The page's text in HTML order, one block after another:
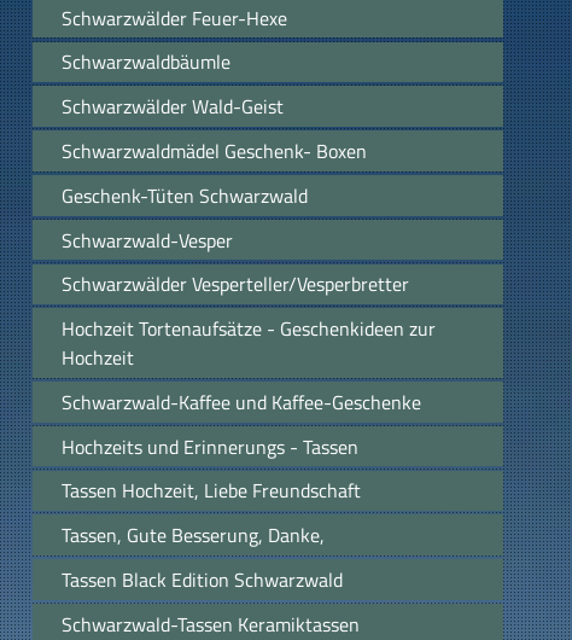
Schwarzwälder Feuer-Hexe
Schwarzwaldbäumle
Schwarzwälder Wald-Geist
Schwarzwaldmädel Geschenk- Boxen
Geschenk-Tüten Schwarzwald
Schwarzwald-Vesper
Schwarzwälder Vesperteller/Vesperbretter
Hochzeit Tortenaufsätze - Geschenkideen zur
Hochzeit
Schwarzwald-Kaffee und Kaffee-Geschenke
Hochzeits und Erinnerungs - Tassen
Tassen Hochzeit, Liebe Freundschaft
Tassen, Gute Besserung, Danke,
Tassen Black Edition Schwarzwald
Schwarzwald-Tassen Keramiktassen